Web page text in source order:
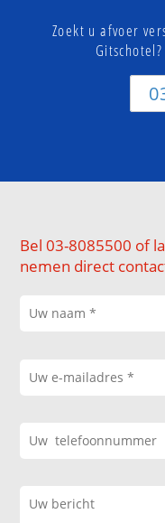
Zoekt u afvoer
Bel 03-8085500 of
nemen direct